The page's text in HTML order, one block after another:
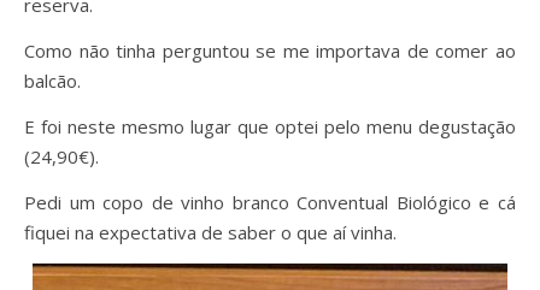
Como não tinha perguntou se me importava de comer ao
balcão.
E foi neste mesmo lugar que optei pelo menu degustação
(24,90€).
Pedi um copo de vinho branco Conventual Biológico e cá
fiquei na expectativa de saber o que aí vinha.